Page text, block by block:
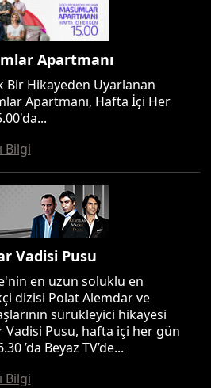
Apartmanı
Bir Hikayeden Uyarlanan
Apartmanı, Hafta İçi Her
Bilgi
Vadisi Pusu
en uzun soluklu en
dizisi Polat Alemdar ve
sürükleyici hikayesi
Vadisi Pusu, hafta içi her gün
’da Beyaz TV’de...
Bilgi